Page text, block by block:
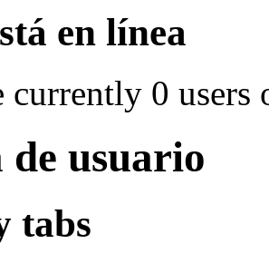
en línea
currently 0 users
de usuario
tabs